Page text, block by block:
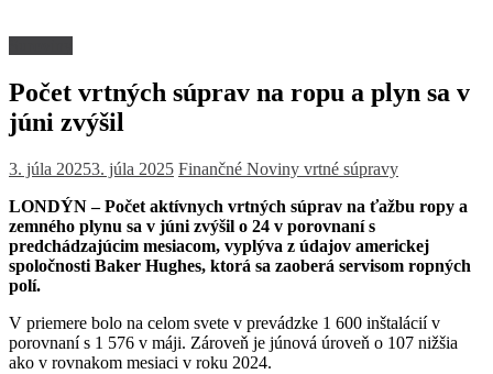
Počet vrtných súprav na ropu a plyn sa v
júni zvýšil
3. júla 20253. júla 2025 Finančné Noviny vrtné súpravy
LONDÝN – Počet aktívnych vrtných súprav na ťažbu ropy a
zemného plynu sa v júni zvýšil o 24 v porovnaní s
predchádzajúcim mesiacom, vyplýva z údajov americkej
spoločnosti Baker Hughes, ktorá sa zaoberá servisom ropných
polí.
V priemere bolo na celom svete v prevádzke 1 600 inštalácií v
porovnaní s 1 576 v máji. Zároveň je júnová úroveň o 107 nižšia
ako v rovnakom mesiaci v roku 2024.